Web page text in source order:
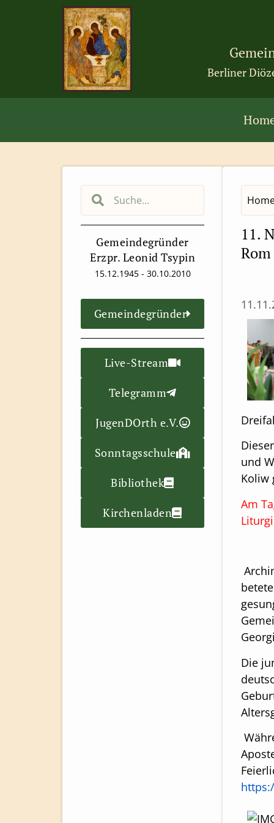
Berliner
Gemeindegründer
Erzpr. Leonid Tsypin
15.12.1945 - 30.10.2010
Gemeindegründer
Live-Stream
Telegramm
JugenDOrth e.V.
Sonntagsschule
Bibliothek
Kirchenladen
11.
und
Koliw
Am
Die